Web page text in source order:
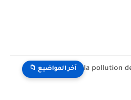
📁 آخر المواضيع